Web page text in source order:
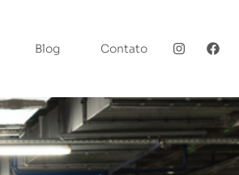
Blog Contato